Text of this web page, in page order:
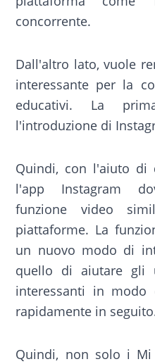
concorrente.
Dall'altro lato, vuole
interessante per la
educativi. La
l'introduzione di
Quindi, con l'aiuto di
l'app Instagram
funzione video
piattaforme. La
un nuovo modo di
quello di aiutare gli
interessanti in
rapidamente in
Quindi, non solo i